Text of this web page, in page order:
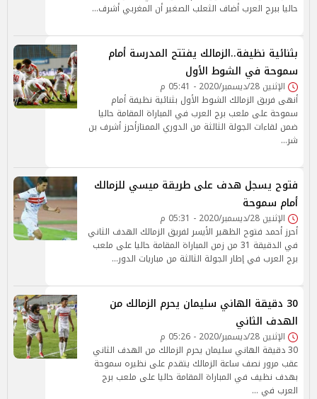
حاليا ببرج العرب أضاف الثعلب الصغير أن المغربي أشرف…
بثنائية نظيفة..الزمالك يفتتح المدرسة أمام
سموحة في الشوط الأول
الإثنين 28/ديسمبر/2020 - 05:41 م
أنهى فريق الزمالك الشوط الأول بثنائية نظيفة أمام
سموحة على ملعب برج العرب في المباراة المقامة حاليا
ضمن لقاءات الجولة الثالثة من الدوري الممتازأحرز أشرف بن
شر…
فتوح يسجل هدف على طريقة ميسي للزمالك
أمام سموحة
الإثنين 28/ديسمبر/2020 - 05:31 م
أحرز أحمد فتوح الظهير الأيسر لفريق الزمالك الهدف الثاني
في الدقيقة 31 من زمن المباراة المقامة حاليا على ملعب
برج العرب في إطار الجولة الثالثة من مباريات الدور…
30 دقيقة الهاني سليمان يحرم الزمالك من
الهدف الثاني
الإثنين 28/ديسمبر/2020 - 05:26 م
30 دقيقة الهاني سليمان يحرم الزمالك من الهدف الثاني
عقب مرور نصف ساعة الزمالك يتقدم على نظيره سموحة
بهدف نظيف في المباراة المقامة حاليا على ملعب برج
العرب في …